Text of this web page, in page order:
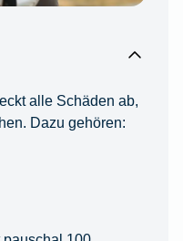
alle Schäden ab,
Dazu gehören: